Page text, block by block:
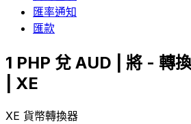
匯率通知
匯款
1 PHP 兌 AUD | 將 - 轉
| XE
XE 貨幣轉換器